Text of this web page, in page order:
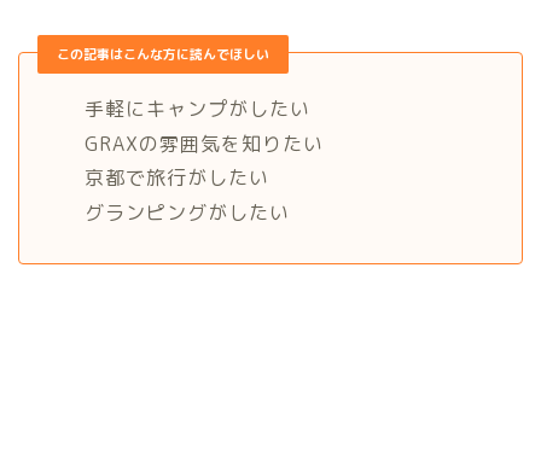
この記事はこんな方に読んでほしい
手軽にキャンプがしたい
GRAXの雰囲気を知りたい
京都で旅行がしたい
グランピングがしたい